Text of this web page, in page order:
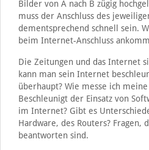
Bilder von A nach B zügig
muss der Anschluss des
dementsprechend schnell sein.
beim Internet-Anschluss
Die Zeitungen und das Internet
kann man sein Internet
überhaupt? Wie messe ich
Beschleunigt der Einsatz von
im Internet? Gibt es
Hardware, des Routers? Fragen,
beantworten sind.